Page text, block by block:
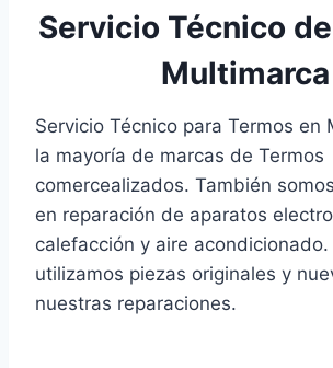
Servicio Técnico
Multimarca
Servicio Técnico para Termos en
la mayoría de marcas de Termos
comercealizados. También
en reparación de aparatos
calefacción y aire acondicionado.
utilizamos piezas originales y
nuestras reparaciones.